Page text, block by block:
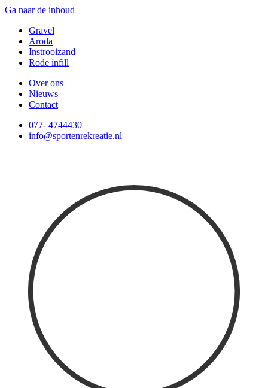
Ga naar de inhoud
Gravel
Aroda
Instrooizand
Rode infill
Over ons
Nieuws
Contact
077- 4744430
info@sportenrekreatie.nl